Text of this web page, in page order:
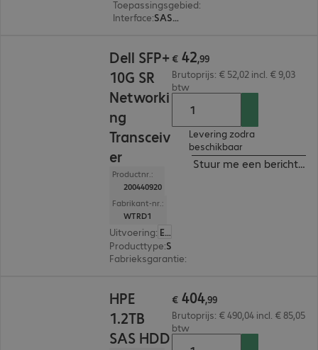
Toepassingsgebied:
Interface: SAS (6 Gbit/s) 6,4 cm (2,5")
Dell SFP+
10G SR
Networki
ng
Transceiv
er
Productnr.:
200440920
Fabrikant-nr.:
WTRD1
Uitvoering: Europa
Producttype:
Fabrieksgarantie:
€ 42,99
Brutoprijs: € 52,02 incl. € 9,03
btw
Levering zodra
beschikbaar
Stuur me een bericht
HPE
1.2TB
SAS HDD
€ 404,99
Brutoprijs: € 490,04 incl. € 85,05
btw